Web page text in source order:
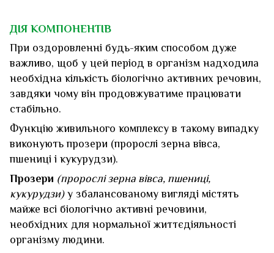
ДІЯ КОМПОНЕНТІВ
При оздоровленні будь-яким способом дуже
важливо, щоб у цей період в організм надходила
необхідна кількість біологічно активних речовин,
завдяки чому він продовжуватиме працювати
стабільно.
Функцію живильного комплексу в такому випадку
виконують прозери (пророслі зерна вівса,
пшениці і кукурудзи).
Прозери (пророслі зерна вівса, пшениці,
кукурудзи)у збалансованому вигляді містять
майже всі біологічно активні речовини,
необхідних для нормальної життєдіяльності
організму людини.